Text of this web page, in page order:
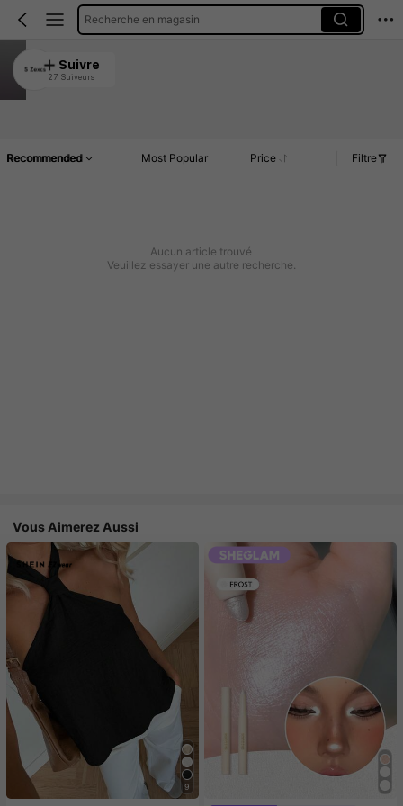
Recherche en magasin
S Zexcs
4.86
Suivre
27 Suiveurs
Recommended Most Popular Price Filtre
Aucun article trouvé
Veuillez essayer une autre recherche.
Vous Aimerez Aussi
9